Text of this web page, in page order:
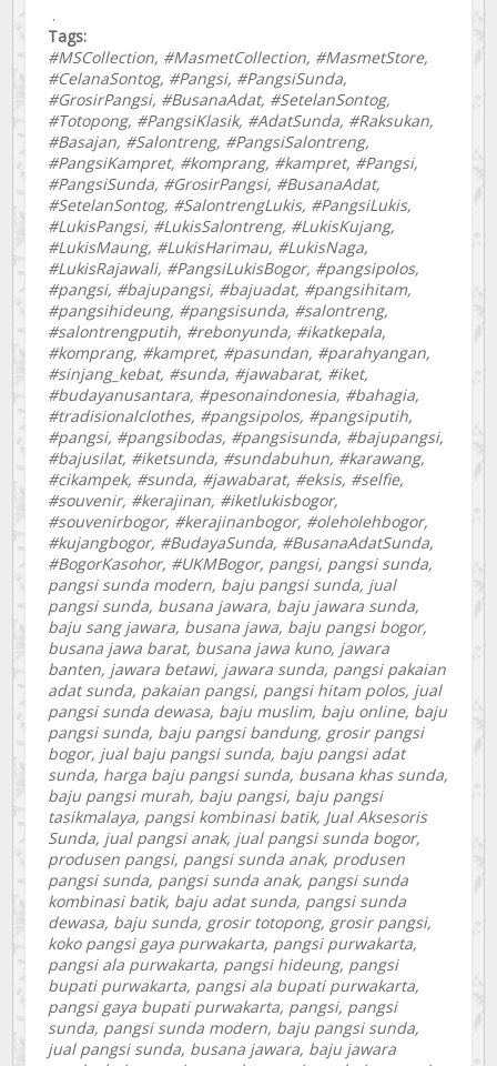
.
Tags:
#MSCollection, #MasmetCollection, #MasmetStore,
#CelanaSontog, #Pangsi, #PangsiSunda,
#GrosirPangsi, #BusanaAdat, #SetelanSontog,
#Totopong, #PangsiKlasik, #AdatSunda, #Raksukan,
#Basajan, #Salontreng, #PangsiSalontreng,
#PangsiKampret, #komprang, #kampret, #Pangsi,
#PangsiSunda, #GrosirPangsi, #BusanaAdat,
#SetelanSontog, #SalontrengLukis, #PangsiLukis,
#LukisPangsi, #LukisSalontreng, #LukisKujang,
#LukisMaung, #LukisHarimau, #LukisNaga,
#LukisRajawali, #PangsiLukisBogor, #pangsipolos,
#pangsi, #bajupangsi, #bajuadat, #pangsihitam,
#pangsihideung, #pangsisunda, #salontreng,
#salontrengputih, #rebonyunda, #ikatkepala,
#komprang, #kampret, #pasundan, #parahyangan,
#sinjang_kebat, #sunda, #jawabarat, #iket,
#budayanusantara, #pesonaindonesia, #bahagia,
#tradisionalclothes, #pangsipolos, #pangsiputih,
#pangsi, #pangsibodas, #pangsisunda, #bajupangsi,
#bajusilat, #iketsunda, #sundabuhun, #karawang,
#cikampek, #sunda, #jawabarat, #eksis, #selfie,
#souvenir, #kerajinan, #iketlukisbogor,
#souvenirbogor, #kerajinanbogor, #oleholehbogor,
#kujangbogor, #BudayaSunda, #BusanaAdatSunda,
#BogorKasohor, #UKMBogor, pangsi, pangsi sunda,
pangsi sunda modern, baju pangsi sunda, jual
pangsi sunda, busana jawara, baju jawara sunda,
baju sang jawara, busana jawa, baju pangsi bogor,
busana jawa barat, busana jawa kuno, jawara
banten, jawara betawi, jawara sunda, pangsi pakaian
adat sunda, pakaian pangsi, pangsi hitam polos, jual
pangsi sunda dewasa, baju muslim, baju online, baju
pangsi sunda, baju pangsi bandung, grosir pangsi
bogor, jual baju pangsi sunda, baju pangsi adat
sunda, harga baju pangsi sunda, busana khas sunda,
baju pangsi murah, baju pangsi, baju pangsi
tasikmalaya, pangsi kombinasi batik, Jual Aksesoris
Sunda, jual pangsi anak, jual pangsi sunda bogor,
produsen pangsi, pangsi sunda anak, produsen
pangsi sunda, pangsi sunda anak, pangsi sunda
kombinasi batik, baju adat sunda, pangsi sunda
dewasa, baju sunda, grosir totopong, grosir pangsi,
koko pangsi gaya purwakarta, pangsi purwakarta,
pangsi ala purwakarta, pangsi hideung, pangsi
bupati purwakarta, pangsi ala bupati purwakarta,
pangsi gaya bupati purwakarta, pangsi, pangsi
sunda, pangsi sunda modern, baju pangsi sunda,
jual pangsi sunda, busana jawara, baju jawara